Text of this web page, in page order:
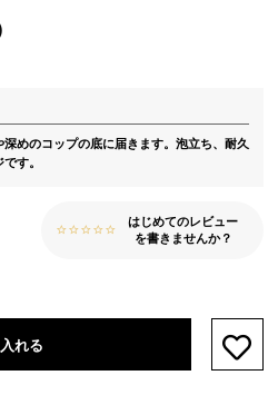
めのコップの底に届きます。泡立ち、耐久
す。
はじめてのレビュー
を書きませんか？
れる